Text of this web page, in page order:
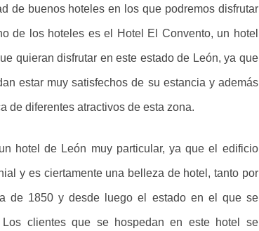
de buenos hoteles en los que podremos disfrutar
de los hoteles es el Hotel El Convento, un hotel
quieran disfrutar en este estado de León, ya que
estar muy satisfechos de su estancia y además
de diferentes atractivos de esta zona.
hotel de León muy particular, ya que el edificio
y es ciertamente una belleza de hotel, tanto por
de 1850 y desde luego el estado en el que se
clientes que se hospedan en este hotel se